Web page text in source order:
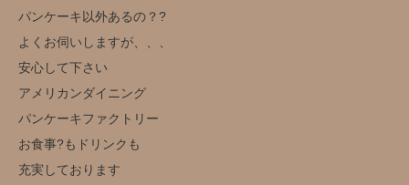
パンケーキ以外あるの？?
よくお伺いしますが、、、
安心して下さい
アメリカンダイニング
パンケーキファクトリー
お食事?もドリンクも
充実しております